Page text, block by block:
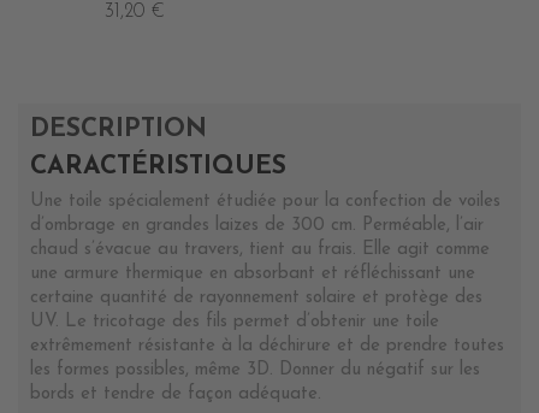
31,20 €
DESCRIPTION
CARACTÉRISTIQUES
Une toile spécialement étudiée pour la confection de voiles
d’ombrage en grandes laizes de 300 cm. Perméable, l’air
chaud s’évacue au travers, tient au frais. Elle agit comme
une armure thermique en absorbant et réfléchissant une
certaine quantité de rayonnement solaire et protège des
UV. Le tricotage des fils permet d’obtenir une toile
extrêmement résistante à la déchirure et de prendre toutes
les formes possibles, même 3D. Donner du négatif sur les
bords et tendre de façon adéquate.